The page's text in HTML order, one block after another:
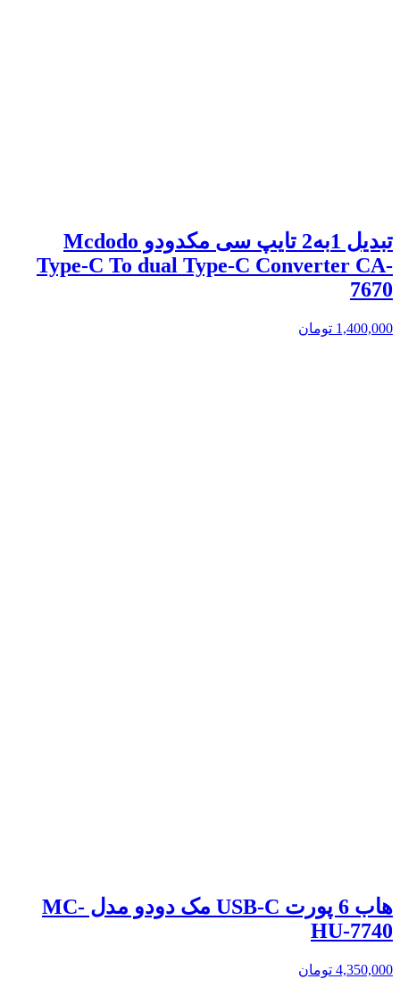
تبدیل 1به2 تایپ سی مکدودو Mcdodo
Type-C To dual Type-C Converter CA-
7670
1,400,000 تومان
هاب 6 پورت USB-C مک دودو مدل MC-
HU-7740
4,350,000 تومان